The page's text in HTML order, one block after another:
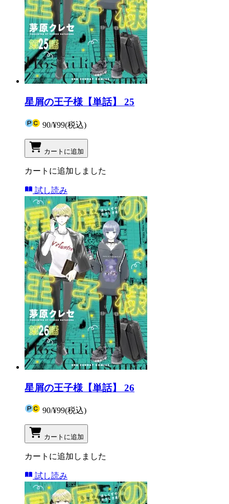
星屑の王子様【単話】 25
90/¥99(税込)
カートに追加
カートに追加しました
試し読み
星屑の王子様【単話】 26
90/¥99(税込)
カートに追加
カートに追加しました
試し読み